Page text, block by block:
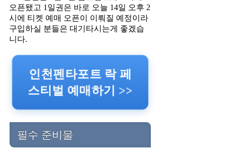
오픈됐고 1일권은 바로 오늘 14일 오후 2
시에 티켓 예매 오픈이 이뤄질 예정이라
구입하실 분들은 대기타시는게 좋겠습
니다.
인천펜타포트 락 페
스티벌 예매하기 >>
필수 준비물